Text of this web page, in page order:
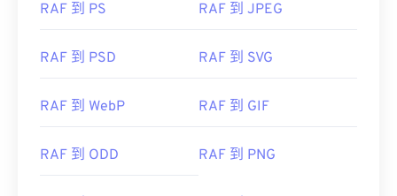
RAF 到 PS RAF 到 JPEG
RAF 到 PSD RAF 到 SVG
RAF 到 WebP RAF 到 GIF
RAF 到 ODD RAF 到 PNG